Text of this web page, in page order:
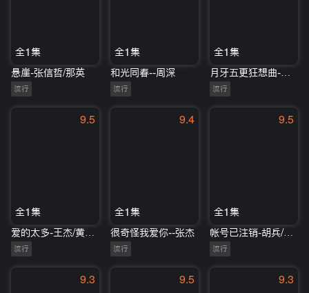
全1集
悬崖-张信哲/那英
流行
全1集
和光同春--周深
流行
全1集
流行
9.5
全1集
爱的太多-王杰/黄琦珊
流行
9.4
全1集
很奇怪我爱你--张杰
流行
9.5
全1集
帐号已注销-胡兵/蓝正龙/阿璞/瘦子eso/马伯骞
流行
9.3 9.5 9.3